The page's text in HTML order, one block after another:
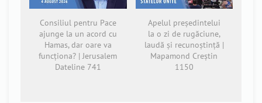
Consiliul pentru Pace
ajunge la un acord cu
Hamas, dar oare va
funcționa? | Jerusalem
Dateline 741
Apelul președintelui
la o zi de rugăciune,
laudă și recunoștință |
Mapamond Creștin
1150